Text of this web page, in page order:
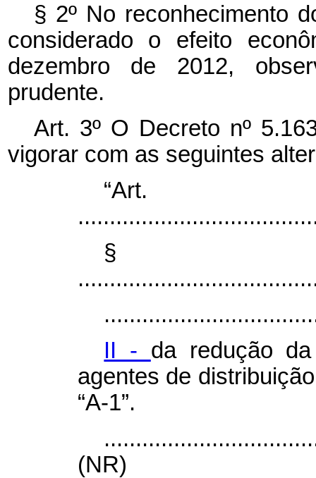
§ 2º No reconhecimento
considerado o efeito
dezembro de 2012,
prudente.
Art. 3º O Decreto nº
vigorar com as seguintes
§
II - da redução
agentes de
“A-1”.
(NR)